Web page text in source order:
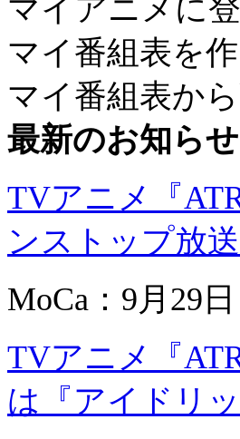
マイアニメに
マイ番組表を作
マイ番組表か
最新のお知らせ
TVアニメ『
ンストップ放
MoCa：9月29
TVアニメ『
は『アイドリ